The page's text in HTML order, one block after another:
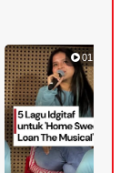
01:09